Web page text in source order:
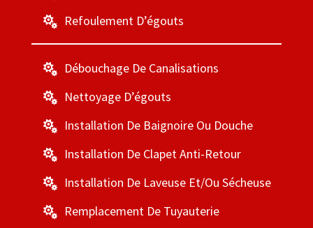
 Refoulement D’égouts
 Débouchage De Canalisations
 Nettoyage D’égouts
 Installation De Baignoire Ou Douche
 Installation De Clapet Anti-Retour
 Installation De Laveuse Et/ou Sécheuse
 Remplacement De Tuyauterie